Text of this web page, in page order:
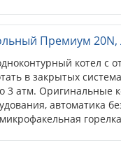
работе. OpenTherm
используется в
котлом и
Премиум 20N,
котел с
в закрытых
3 атм. Оригинальные
автоматика